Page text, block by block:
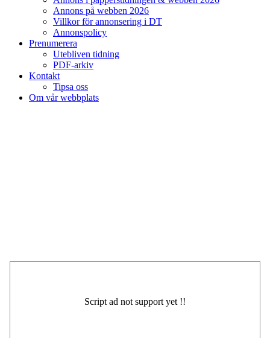
Annons på webben 2026
Villkor för annonsering i DT
Annonspolicy
Prenumerera
Utebliven tidning
PDF-arkiv
Kontakt
Tipsa oss
Om vår webbplats